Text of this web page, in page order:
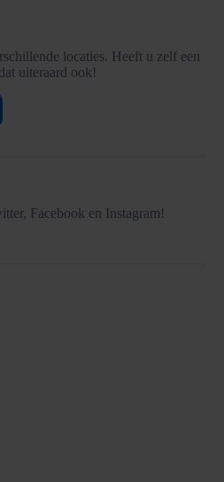
locaties. Heeft u zelf een
uiteraard ook!
Facebook en Instagram!